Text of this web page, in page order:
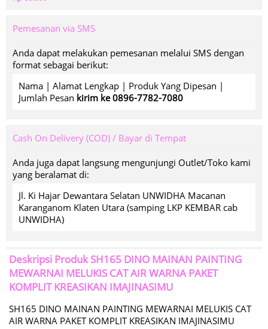
Pemesanan via SMS
Anda dapat melakukan pemesanan melalui SMS dengan
format sebagai berikut:
Nama | Alamat Lengkap | Produk Yang Dipesan |
Jumlah Pesan kirim ke 0896-7782-7080
Cash On Delivery (COD) / Bayar di Tempat
Anda juga dapat langsung mengunjungi Outlet/Toko kami
yang beralamat di:
Jl. Ki Hajar Dewantara Selatan UNWIDHA Macanan
Karanganom Klaten Utara (samping LKP KEMBAR cab
UNWIDHA)
Deskripsi ProdukSH165 DINO MAINAN PAINTING
MEWARNAI MELUKIS CAT AIR WARNA PAKET
KOMPLIT KREASIKAN IMAJINASIMU
SH165 DINO MAINAN PAINTING MEWARNAI MELUKIS CAT
AIR WARNA PAKET KOMPLIT KREASIKAN IMAJINASIMU